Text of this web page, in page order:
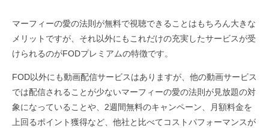
マーフィーの愛の法則が無料で視聴できることはもちろん大きな
メリットですが、それ以外にもこれだけの充実したサービスが受
けられるのがFODプレミアムの特徴です。
FOD以外にも動画配信サービスはありますが、他の動画サービス
では配信されることが少ないマーフィーの愛の法則が見放題の対
象になっていることや、2週間無料のキャンペーン、月額料金を
上回るポイント獲得など、他社と比べてコストパフォーマンスが